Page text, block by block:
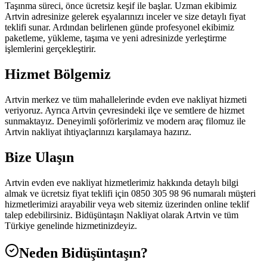
Taşınma süreci, önce ücretsiz keşif ile başlar. Uzman ekibimiz
Artvin adresinize gelerek eşyalarınızı inceler ve size detaylı fiyat
teklifi sunar. Ardından belirlenen günde profesyonel ekibimiz
paketleme, yükleme, taşıma ve yeni adresinizde yerleştirme
işlemlerini gerçekleştirir.
Hizmet Bölgemiz
Artvin merkez ve tüm mahallelerinde evden eve nakliyat hizmeti
veriyoruz. Ayrıca Artvin çevresindeki ilçe ve semtlere de hizmet
sunmaktayız. Deneyimli şoförlerimiz ve modern araç filomuz ile
Artvin nakliyat ihtiyaçlarınızı karşılamaya hazırız.
Bize Ulaşın
Artvin evden eve nakliyat hizmetlerimiz hakkında detaylı bilgi
almak ve ücretsiz fiyat teklifi için 0850 305 98 96 numaralı müşteri
hizmetlerimizi arayabilir veya web sitemiz üzerinden online teklif
talep edebilirsiniz. Bidüşüntaşın Nakliyat olarak Artvin ve tüm
Türkiye genelinde hizmetinizdeyiz.
Neden Bidüşüntaşın?